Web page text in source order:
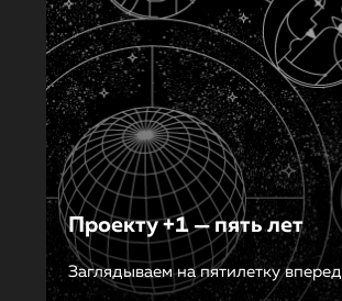
Проекту +1 — пять лет
Заглядываем на пятилетку вперед